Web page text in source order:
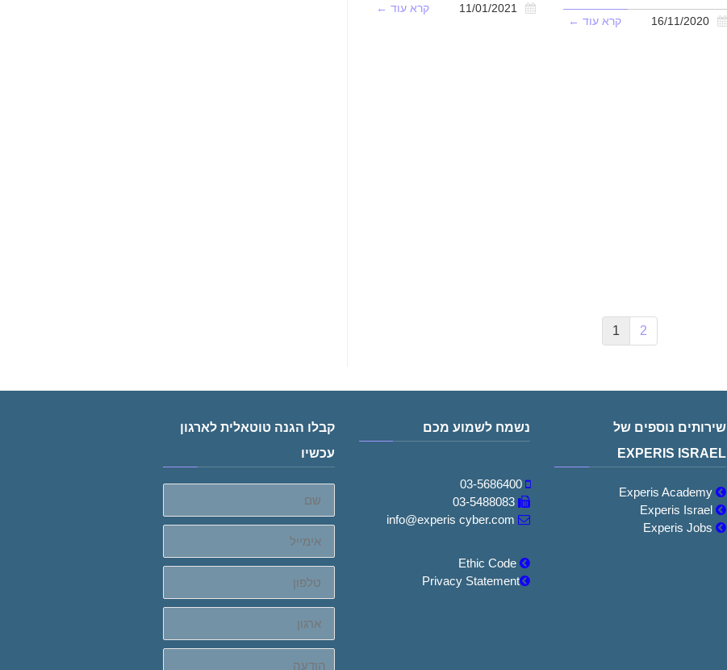
קרא עוד ←
קרא עוד ←
1 2
שירותים נוספים של
EXPERIS ISRAEL
Experis Academy
Experis Israel
נשמח לשמוע מכם
03-5686400
03-5488083
info@experis cyber.com
Privacy Statement
קבלו הגנה טוטאלית לארגון
עכשיו
שם
אימייל
טלפון
ארגון
הודעה